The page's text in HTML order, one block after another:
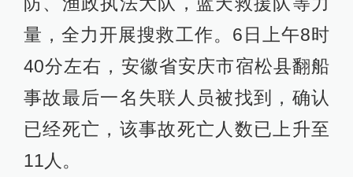
量，全力开展搜救工作。6日上午8时
40分左右，安徽省安庆市宿松县翻船
事故最后一名失联人员被找到，确认
已经死亡，该事故死亡人数已上升至
11人。